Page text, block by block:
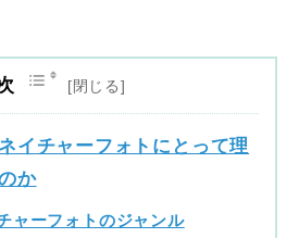
イチャーフォトにとって理
か
ャーフォトのジャンル